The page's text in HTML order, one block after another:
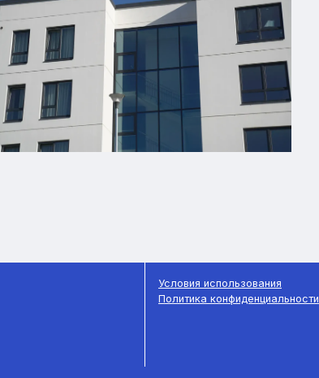
Условия использования
Политика конфиденциальности